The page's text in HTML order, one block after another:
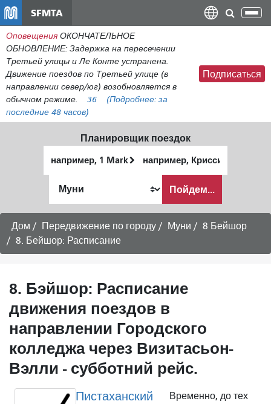
содержанию
SFMTA
Оповещения ОКОНЧАТЕЛЬНОЕ
ОБНОВЛЕНИЕ: Задержка на пересечении
Третьей улицы и Ле Конте устранена.
Движение поездов по Третьей улице (в
направлении север/юг) возобновляется в
обычном режиме.
36 (Подробнее: за
последние 48 часов)
Подписаться
Планировщик поездок
местоположение
окончания
хочу
путешествовать
Пойдем...
Дом Передвижение по городу Муни
8 Бейшор
8. Бейшор: Расписание
8. Бэйшор: Расписание
движения поездов в
направлении Городского
колледжа через Визитасьон-
Вэлли - субботний рейс.
Пистаханский
Временно, до тех